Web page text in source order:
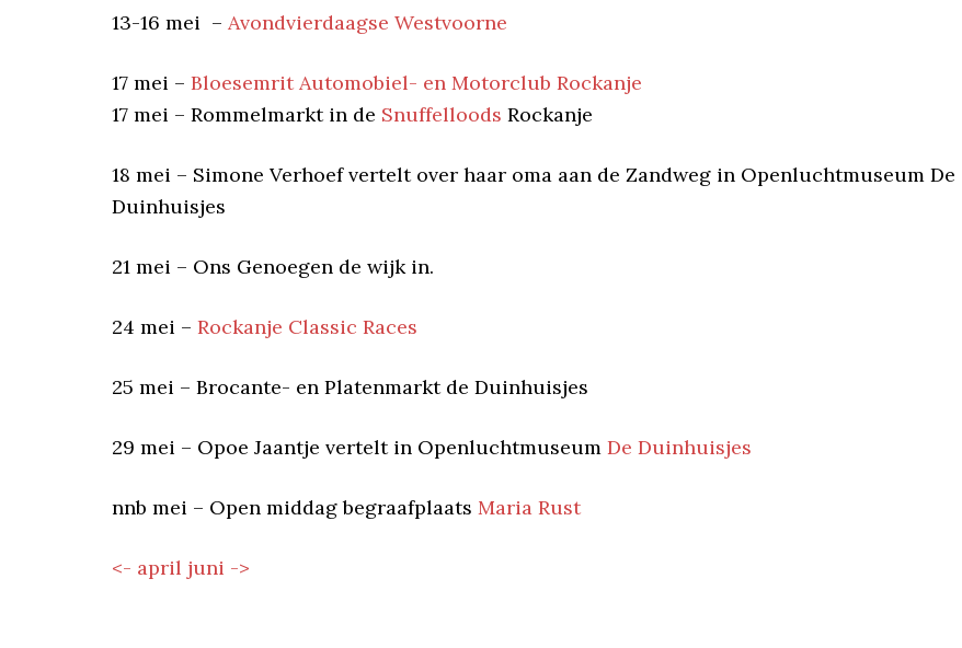
13-16 mei – Avondvierdaagse Westvoorne
17 mei – Bloesemrit Automobiel- en Motorclub Rockanje
17 mei – Rommelmarkt in de Snuffelloods Rockanje
18 mei – Simone Verhoef vertelt over haar oma aan de Zandweg in Openluchtmuseum De
Duinhuisjes
21 mei – Ons Genoegen de wijk in.
24 mei – Rockanje Classic Races
25 mei – Brocante- en Platenmarkt de Duinhuisjes
29 mei – Opoe Jaantje vertelt in Openluchtmuseum De Duinhuisjes
nnb mei – Open middag begraafplaats Maria Rust
<- april juni ->